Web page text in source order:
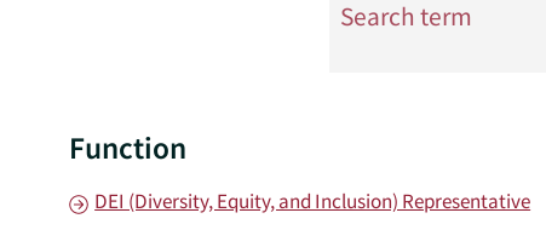
Filterung überspringen
Function
DEI (Diversity, Equity, and Inclusion) Representative